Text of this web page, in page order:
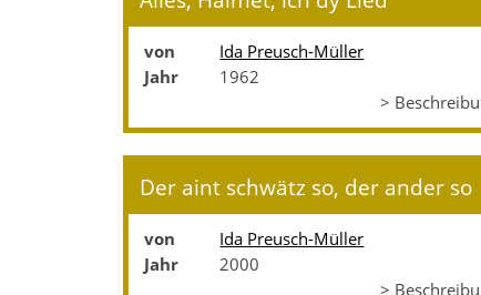
von
Ida Preusch-Müller
Jahr
1962
>
Der aint schwätz so, der ander so
von
Ida Preusch-Müller
Jahr
2000
>